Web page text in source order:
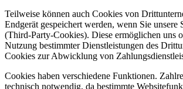
Teilweise können auch Cookies von
Endgerät gespeichert werden, wenn Sie unsere
(Third-Party-Cookies). Diese ermöglichen uns
Nutzung bestimmter Dienstleistungen des
Cookies zur Abwicklung von
Cookies haben verschiedene Funktionen.
technisch notwendig, da bestimmte